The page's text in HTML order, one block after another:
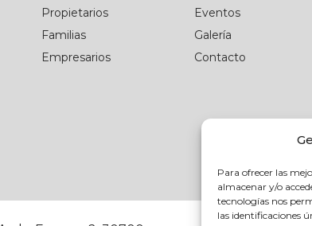
Para ofrecer las
almacenar y/o
tecnologías nos
las identificaciones
Propietarios
Familias
Empresarios
Eventos
Galería
Contacto